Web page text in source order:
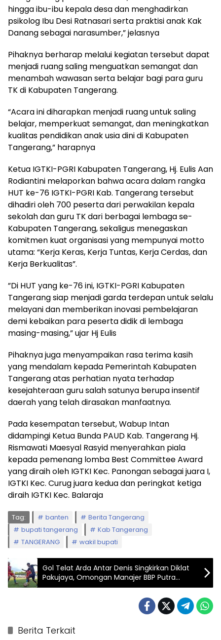
hingga ibu-ibu kepala desa dan menghadirkan
psikolog Ibu Desi Ratnasari serta praktisi anak Kak
Danang sebagai narasumber,” jelasnya
Pihaknya berharap melalui kegiatan tersebut dapat
menjadi ruang saling menguatkan semangat dan
menambah wawasan serta belajar bagi para guru
TK di Kabupaten Tangerang.
“​Acara ini diharapkan menjadi ruang untuk saling
belajar, memperkuat semangat, dan meningkatkan
kualitas pendidikan anak usia dini di Kabupaten
Tangerang,” harapnya
Ketua IGTKI-PGRI Kabupaten Tangerang, Hj. Eulis Aan
Rodiantini melaporkan bahwa acara dalam rangka
HUT ke-76 IGTKI-PGRI Kab. Tangerang tersebut
dihadiri oleh 700 peserta dari perwakilan kepala
sekolah dan guru TK dari berbagai lembaga se-
Kabupaten Tangerang, sekaligus menegaskan
komitmen kuat organisasi yang mempunyai motto
utama: “Kerja Keras, Kerja Tuntas, Kerja Cerdas, dan
Kerja Berkualitas”.
​”Di HUT yang ke-76 ini, IGTKI-PGRI Kabupaten
Tangerang siap menjadi garda terdepan untuk selalu
melayani dan memberikan inovasi pembelajaran
demi kebaikan para peserta didik di lembaga
masing-masing,” ujar Hj Eulis
Pihaknya juga menyampaikan rasa terima kasih
yang mendalam kepada Pemerintah Kabupaten
Tangerang atas perhatian nyata terhadap
kesejahteraan guru salah satunya berupa insentif
daerah yang telah dirasakan manfaatnya.
Pada kesempatan tersebut, Wabup Intan
didampingi Ketua Bunda PAUD Kab. Tangerang Hj.
Rismawati Maesyal Rasyid menyerahkan piala
kepada pemenang lomba Best Committee Award
yang diraih oleh IGTKI Kec. Panongan sebagai juara I,
IGTKI Kec. Curug juara kedua dan peringkat ketiga
diraih IGTKI Kec. Balaraja
Tag: banten
Berita Tangerang
bupati tangerang
Kab Tangerang
TANGERANG
wakil bupati
Gol Telat Arda Antar Denis Singkirkan Diklat
Pakujaya, Omongan Manajer BBP Putra
Terbukti Mujarab
Berita Terkait